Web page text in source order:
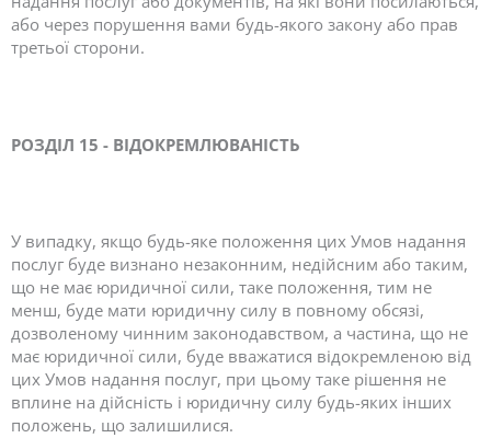
або через порушення вами будь-якого закону або прав
третьої сторони.
РОЗДІЛ 15 - ВІДОКРЕМЛЮВАНІСТЬ
У випадку, якщо будь-яке положення цих Умов надання
послуг буде визнано незаконним, недійсним або таким,
що не має юридичної сили, таке положення, тим не
менш, буде мати юридичну силу в повному обсязі,
дозволеному чинним законодавством, а частина, що не
має юридичної сили, буде вважатися відокремленою від
цих Умов надання послуг, при цьому таке рішення не
вплине на дійсність і юридичну силу будь-яких інших
положень, що залишилися.